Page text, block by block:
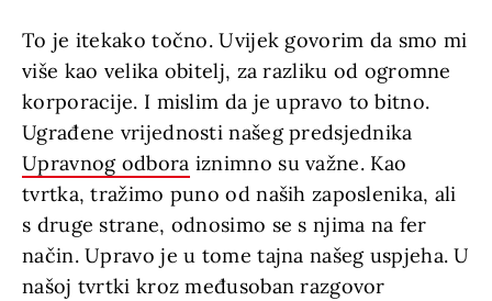
To je itekako točno. Uvijek govorim da smo mi
više kao velika obitelj, za razliku od ogromne
korporacije. I mislim da je upravo to bitno.
Ugrađene vrijednosti našeg predsjednika
Upravnog odbora iznimno su važne. Kao
tvrtka, tražimo puno od naših zaposlenika, ali
s druge strane, odnosimo se s njima na fer
način. Upravo je u tome tajna našeg uspjeha. U
našoj tvrtki kroz međusoban razgovor